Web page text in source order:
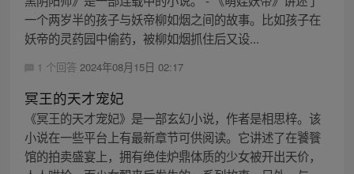
一个两岁半的孩子与妖帝柳如烟之间的故事。比如孩子在
妖帝的灵药园中偷药，被柳如烟抓住后又设...
1 个回答 2024年08月15日 02:17
冥王的天才宠妃
《冥王的天才宠妃》是一部玄幻小说，作者是相思梓。该
小说在一些平台上有最新章节可供阅读。它讲述了在饕餮
馆的拍卖盛宴上，拥有绝佳炉鼎体质的少女被开出天价，